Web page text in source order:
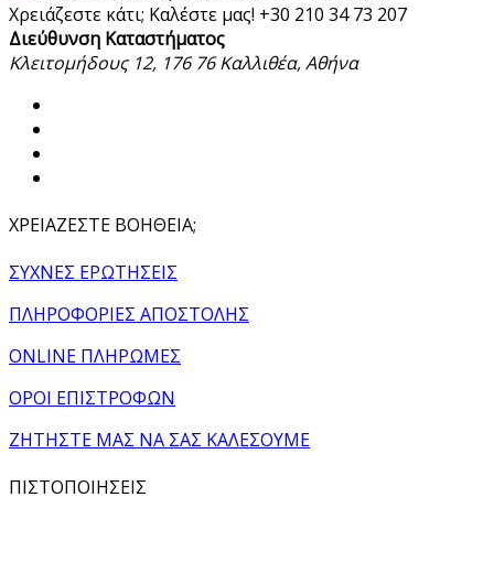
Χρειάζεστε κάτι; Καλέστε μας! +30 210 34 73 207
Διεύθυνση Καταστήματος
Κλειτομήδους 12, 176 76 Καλλιθέα, Αθήνα
ΧΡΕΙΑΖΕΣΤΕ ΒΟΗΘΕΙΑ;
ΣΥΧΝΕΣ ΕΡΩΤΗΣΕΙΣ
ΠΛΗΡΟΦΟΡΙΕΣ ΑΠΟΣΤΟΛΗΣ
ONLINE ΠΛΗΡΩΜΕΣ
ΟΡΟΙ ΕΠΙΣΤΡΟΦΩΝ
ΖΗΤΗΣΤΕ ΜΑΣ ΝΑ ΣΑΣ ΚΑΛΕΣΟΥΜΕ
ΠΙΣΤΟΠΟΙΗΣΕΙΣ